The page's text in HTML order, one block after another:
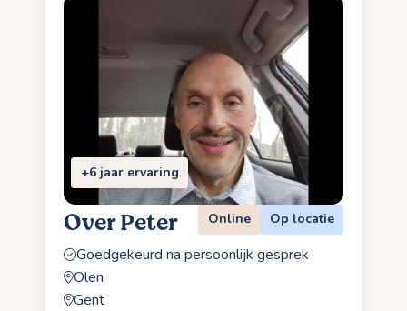
+6 jaar ervaring
Over Peter Online Op locatie
Goedgekeurd na persoonlijk gesprek
Olen
Gent